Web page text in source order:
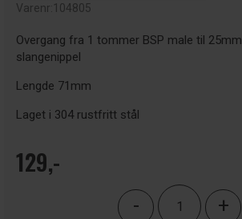
Varenr:104805
Overgang fra 1 tommer BSP male til 25mm
slangenippel
Lengde 71mm
Laget i 304 rustfritt stål
129,-
- +